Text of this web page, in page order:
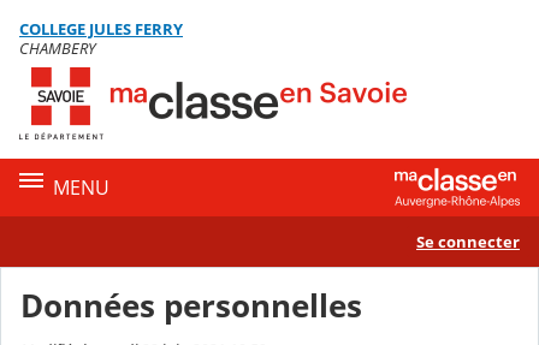
Contenu
COLLEGE JULES FERRY
CHAMBERY
MENU
Se connecter
Données personnelles